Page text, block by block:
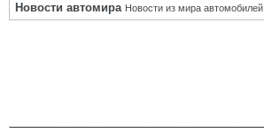
Новости автомира Новости из мира автомобилей.